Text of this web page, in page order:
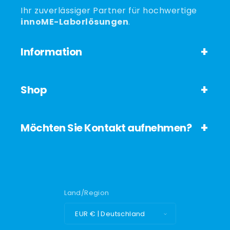
Ihr zuverlässiger Partner für hochwertige
innoME-Laborlösungen.
Information
Shop
Möchten Sie Kontakt aufnehmen?
Land/Region
EUR € | Deutschland